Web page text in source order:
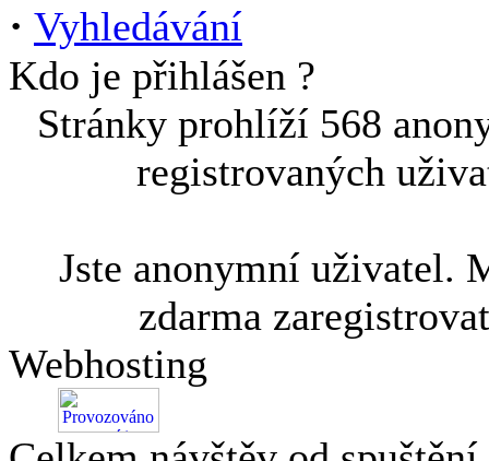
· Vyhledávání
Kdo je přihlášen ?
Stránky prohlíží 568
registrovaných
Jste anonymní uživatel.
zdarma
Webhosting